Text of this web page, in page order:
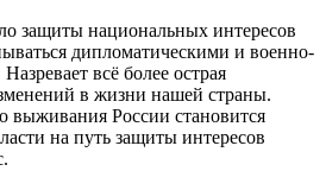
защиты национальных интересов
дипломатическими и военно-
всё более острая
в жизни нашей страны.
выживания России становится
на путь защиты интересов